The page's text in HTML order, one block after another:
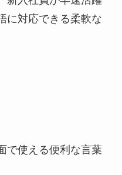
に対応できる柔軟な
で使える便利な言葉